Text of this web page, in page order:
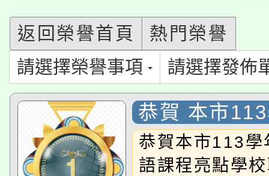
《TA101》溝通分析基
程，歡迎學生輔導中心
心理、諮商輔導、社會
系所師生報名參加。
縣市「校園短影音徵選
門員」簡章及活動海報
踴躍報名參加。
115年食農教育專業人
程
學期銜接期間理賠案件
學籍身 分審查程序及
版
淨零綠領人才培育課程
公告本校115學年度第
代理(課)教師甄選結果(
「2026金融保險知識
返回榮譽首頁
熱門榮譽
請選擇榮譽事項
請選擇發佈
恭賀 本市
中雙語課程
合觀議課 特
恭賀本市113學
語課程亮點學